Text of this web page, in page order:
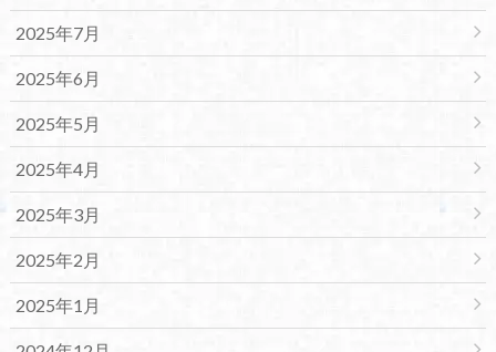
2025年7月
2025年6月
2025年5月
2025年4月
2025年3月
2025年2月
2025年1月